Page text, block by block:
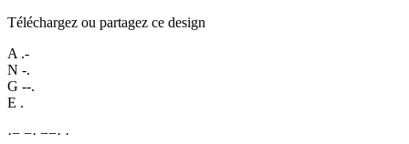
Téléchargez ou partagez ce design
A .-
N -.
G --.
E .
·− −· −−· ·